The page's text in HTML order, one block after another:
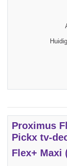
Proximus
Pickx tv-
Flex+ Maxi